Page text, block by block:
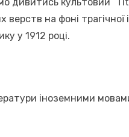
верств на фоні
у 1912 році.
іноземними